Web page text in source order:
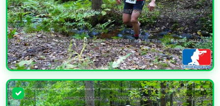
УВЕЛИЧИТЬ